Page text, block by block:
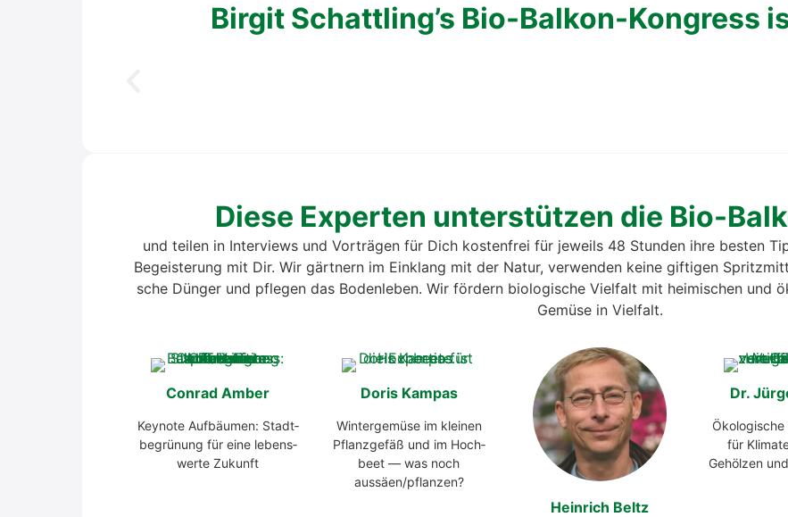
Bir­git Schattling’s Bio-Bal­kon-Kon­gress
Die­se Exper­ten unter­stüt­zen die Bio-
und tei­len in Inter­views und Vor­trä­gen für Dich kos­ten­frei für jeweils 48 Stun­den ihre bes­ten
Begeis­te­rung mit Dir. Wir gärt­nern im Ein­klang mit der Natur, ver­wen­den kei­ne gif­ti­gen
sche Dün­ger und pfle­gen das Boden­le­ben. Wir för­dern bio­lo­gi­sche Viel­falt mit hei­mi­schen und
Gemü­se in Viel­falt.
Con­rad Amber
Key­note Auf­bäu­men: Stadt­
be­grü­nung für eine lebens­
wer­te Zukunft
Doris Kam­pas
Win­ter­ge­mü­se im klei­nen
Pflanz­ge­fäß und im Hoch­
beet — was noch
aussäen/pflanzen?
Hein­rich Beltz
Dr.
für
Gehöl­zen